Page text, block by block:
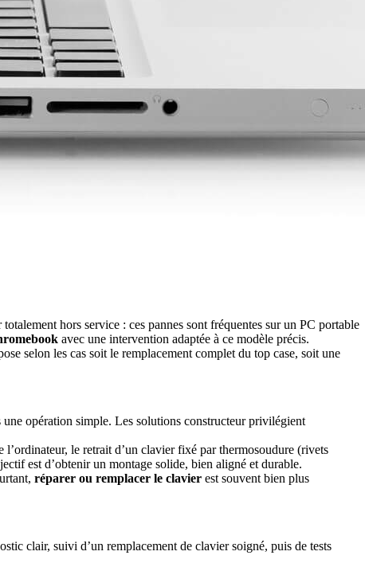
hors service : ces pannes sont fréquentes sur un PC portable
avec une intervention adaptée à ce modèle précis.
selon les cas soit le remplacement complet du top case, soit une
une opération simple. Les solutions constructeur privilégient
le retrait d’un clavier fixé par thermosoudure (rivets
est d’obtenir un montage solide, bien aligné et durable.
réparer ou remplacer le clavier est souvent bien plus
clair, suivi d’un remplacement de clavier soigné, puis de tests